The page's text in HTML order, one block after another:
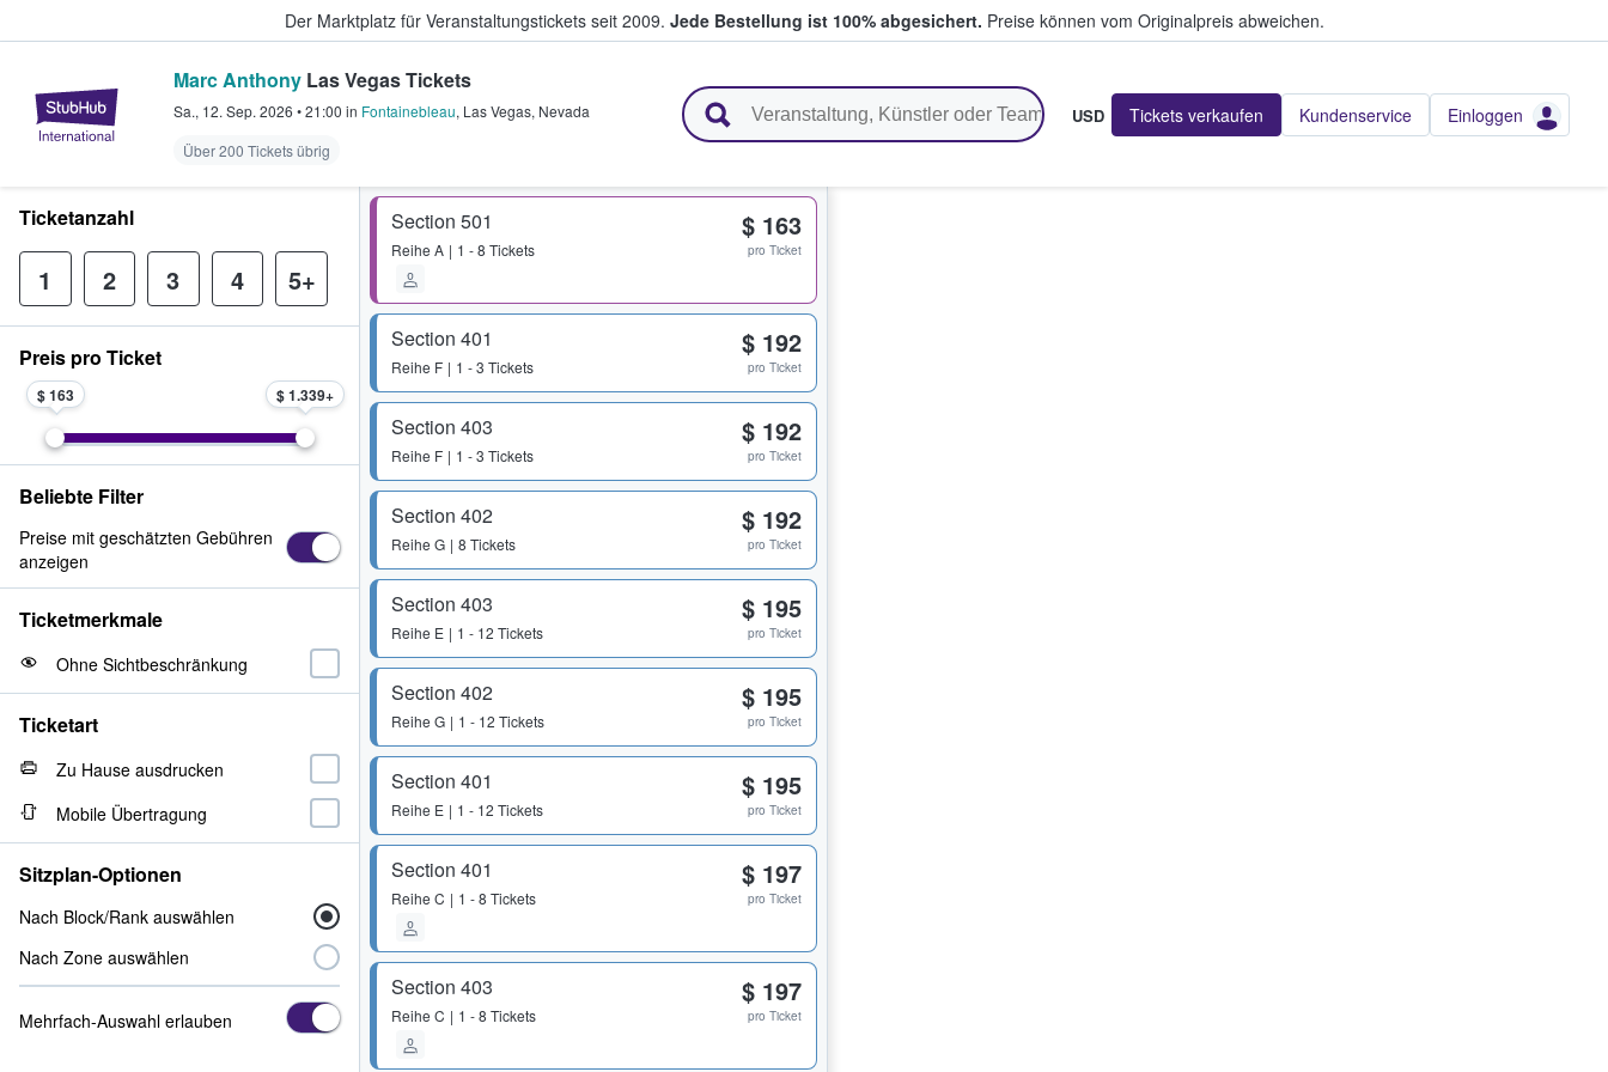
Der Marktplatz für Veranstaltungstickets seit 2009. Jede Bestellung ist 100% abgesichert. Preise können vom Originalpreis abweichen.
StubHub - Wo Fans Tickets kaufen & verkaufen
Marc Anthony Las Vegas Tickets
Sa., 12. Sep. 2026 •21:00 in Fontainebleau, Las Vegas, Nevada
Über 200 Tickets übrig
USD Tickets verkaufen Kundenservice Einloggen
Section 501
Reihe A 1 - 8 Tickets
$ 163
pro Ticket
Section 401
Reihe F 1 - 3 Tickets
$ 192
pro Ticket
Section 403
Reihe F 1 - 3 Tickets
$ 192
pro Ticket
Section 402
Reihe G 8 Tickets
$ 192
pro Ticket
Section 403
Reihe E 1 - 12 Tickets
$ 195
pro Ticket
Section 402
Reihe G 1 - 12 Tickets
$ 195
pro Ticket
Section 401
Reihe E 1 - 12 Tickets
$ 195
pro Ticket
Section 401
Reihe C 1 - 8 Tickets
$ 197
pro Ticket
Section 403
Reihe C 1 - 8 Tickets
$ 197
pro Ticket
Ticketanzahl
1 2 3 4 5+
Preis pro Ticket
$ 163 $ 1.339
Beliebte Filter
Preise mit geschätzten Gebühren
anzeigen
Ticketmerkmale
Ohne Sichtbeschränkung
Ticketart
Zu Hause ausdrucken
Mobile Übertragung
Sitzplan-Optionen
Nach Block/Rank auswählen
Nach Zone auswählen
Mehrfach-Auswahl erlauben